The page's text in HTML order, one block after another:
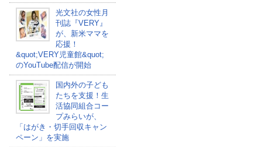
光文社の女性月
刊誌『VERY』
が、新米ママを
応援！
&quot;VERY児童館&quot;
のYouTube配信が開始
国内外の子ども
たちを支援！生
活協同組合コー
プみらいが、
「はがき・切手回収キャン
ペーン」を実施